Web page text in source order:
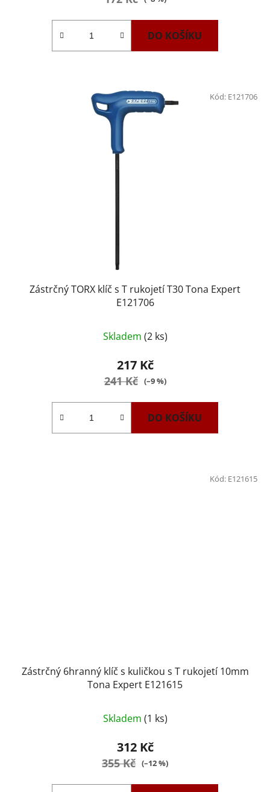
DO KOŠÍKU
Zástrčný TORX klíč s T rukojetí T30 Tona Expert
E121706
Skladem (2 ks)
217 Kč
241 Kč (–9 %)
DO KOŠÍKU
Kód: E121706
Zástrčný 6hranný klíč s kuličkou s T rukojetí 10mm
Tona Expert E121615
Skladem (1 ks)
312 Kč
355 Kč (–12 %)
Kód: E121615